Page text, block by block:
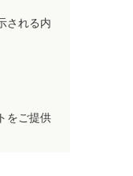
される内
をご提供